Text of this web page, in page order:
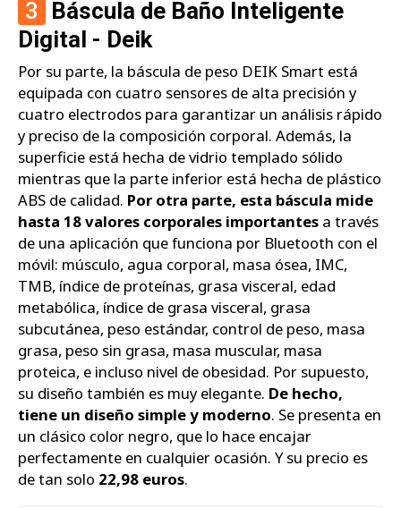
3 Báscula de Baño Inteligente
Digital - Deik
Por su parte, la báscula de peso DEIK Smart está
equipada con cuatro sensores de alta precisión y
cuatro electrodos para garantizar un análisis rápido
y preciso de la composición corporal. Además, la
superficie está hecha de vidrio templado sólido
mientras que la parte inferior está hecha de plástico
ABS de calidad. Por otra parte, esta báscula mide
hasta 18 valores corporales importantes a través
de una aplicación que funciona por Bluetooth con el
móvil: músculo, agua corporal, masa ósea, IMC,
TMB, índice de proteínas, grasa visceral, edad
metabólica, índice de grasa visceral, grasa
subcutánea, peso estándar, control de peso, masa
grasa, peso sin grasa, masa muscular, masa
proteica, e incluso nivel de obesidad. Por supuesto,
su diseño también es muy elegante. De hecho,
tiene un diseño simple y moderno. Se presenta en
un clásico color negro, que lo hace encajar
perfectamente en cualquier ocasión. Y su precio es
de tan solo 22,98 euros.